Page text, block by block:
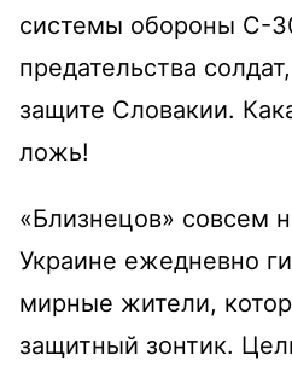
системы обороны С-
предательства
защите Словакии.
ложь!
«Близнецов» совсем
Украине ежедневно
мирные жители,
защитный зонтик.